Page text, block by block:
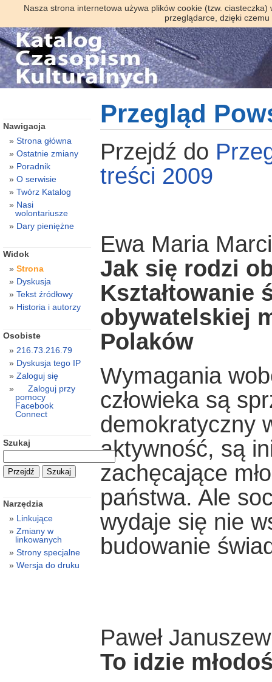
Nasza strona internetowa używa plików cookie (tzw.
przeglądarce, dzięki
Przegląd
Przejdź do
treści 2009
Ewa Maria
Jak się rodzi
Kształtowanie
obywatelskiej
Polaków
Wymagania
człowieka są
demokratyczny
aktywność, są
zachęcające
państwa. Ale
wydaje się nie
budowanie
Paweł
To idzie
Nawigacja
Strona główna
Ostatnie zmiany
Poradnik
O serwisie
Twórz Katalog
Nasi
wolontariusze
Dary pieniężne
Widok
Strona
Dyskusja
Tekst źródłowy
Historia i autorzy
Osobiste
216.73.216.79
Dyskusja tego IP
Zaloguj się
Zaloguj przy
pomocy
Facebook
Connect
Szukaj
Narzędzia
Linkujące
Zmiany w
linkowanych
Strony specjalne
Wersja do druku